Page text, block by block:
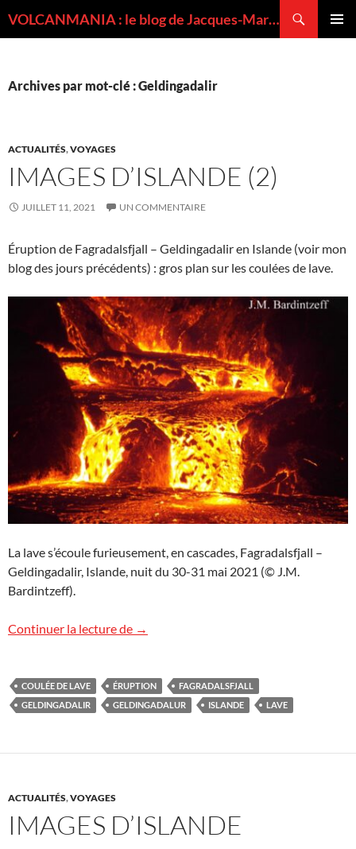
VOLCANMANIA : le blog de Jacques-Marie BARDINTZEFF, volcanologue
Archives par mot-clé : Geldingadalir
ACTUALITÉS,VOYAGES
IMAGES D’ISLANDE (2)
JUILLET 11, 2021 UN COMMENTAIRE
Éruption de Fagradalsfjall – Geldingadalir en Islande (voir mon
blog des jours précédents) : gros plan sur les coulées de lave.
La lave s’écoule furieusement, en cascades, Fagradalsfjall –
Geldingadalir, Islande, nuit du 30-31 mai 2021 (© J.M.
Bardintzeff).
Continuer la lecture de Images d’Islande (2)
→
COULÉE DE LAVE ÉRUPTION
FAGRADALSFJALL
GELDINGADALIR
GELDINGADALUR ISLANDE LAVE
ACTUALITÉS,VOYAGES
IMAGES D’ISLANDE